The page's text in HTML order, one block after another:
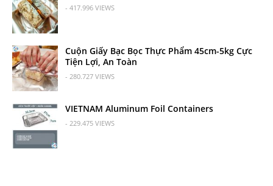
- 417.996 VIEWS
Cuộn Giấy Bạc Bọc Thực Phẩm 45cm-5kg Cực
Tiện Lợi, An Toàn
- 280.727 VIEWS
VIETNAM Aluminum Foil Containers
- 229.475 VIEWS